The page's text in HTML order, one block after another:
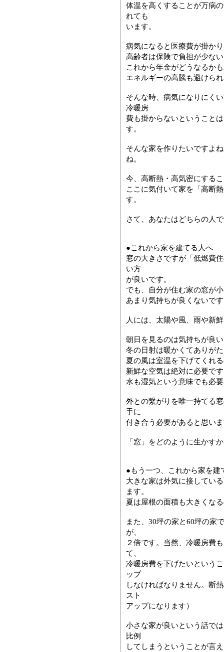
体温を高くすることが万病
れても
います。
病気になると医療費が掛か
高齢者は保険で負担が少な
これから年金がどうなるか
エネルギーの高騰も避けら
そんな時、病気になりにく
冷暖房
費も掛からないということ
す。
そんな家を作りたいですよ
ね。
今、高断熱・高気密にする
ここに気付いて家を「高断
す。
さて、あなたはどちらの人
●これから家を建てる人へ
窓の大きさですが「低燃費
い方
が良いです。
でも、自分が住む家の窓が
あまり気持ちが良くないで
人には、太陽や風、雨や新
朝日を見るのは気持ちが良
冬の日射は暖かくてありが
夏の風は室温を下げてくれ
新鮮な空気は絶対に必要で
水も湿気という意味でも必
外との繋がりを唯一持てる
手に
付き合う必要があると思い
「窓」をどのように生かす
●もう一つ、これから家を建
大きな家は外気に接してい
ます。
夏は屋根の面積も大きくな
また、30坪の家と60坪の家
が、
２倍です。当然、冷暖房費
て、
冷暖房費を下げたいという
ップ
しなければなりません。断
スト
アップになります）
小さな家が良いという話で
比例
してしまうということが言